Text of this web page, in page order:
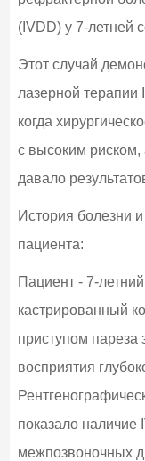
(IVDD) у 7-летней
Этот случай
лазерной терапии
когда
с высоким риском,
давало
История болезни
пациента:
Пациент - 7-
кастрированный
приступом пареза
восприятия
показало наличие
межпозвоночных